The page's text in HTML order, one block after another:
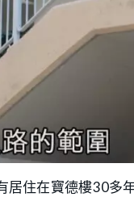
居住在寶德樓30多